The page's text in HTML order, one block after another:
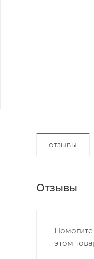
ОТЗЫВЫ
Отзывы
этом